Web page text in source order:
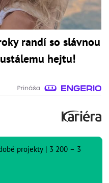
randí so slávnou
hejtu!
projekty | 3 200 – 3